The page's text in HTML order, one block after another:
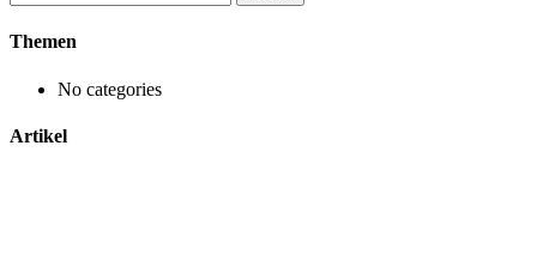
for:
Themen
No categories
Artikel